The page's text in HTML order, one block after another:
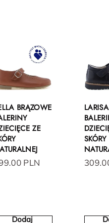
BRĄZOWE
ZE
PLN
Dodaj
SKÓRY